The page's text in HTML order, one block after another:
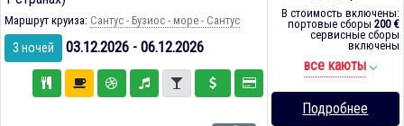
Маршрут круиза: Сантус - Бузиос - море - Сантус
3 ночей 03.12.2026 - 06.12.2026
В стоимость включены:
портовые сборы 200 €
сервисные сборы
включены
все каюты
Подробнее